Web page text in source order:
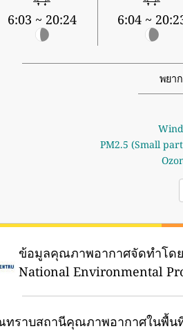
6:03 ~ 20:24 6:04 ~
พยา
Wind
PM2.5 (Small
ข้อมูลคุณภาพอากาศจัดทำโด
National Environmental
ราบสถานีคุณภาพอากาศในพื้น